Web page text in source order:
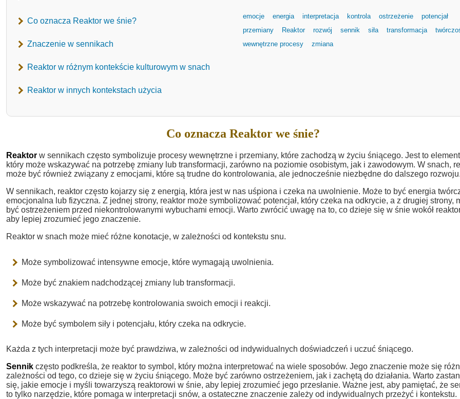
Co oznacza Reaktor we śnie?
Znaczenie w sennikach
Reaktor w różnym kontekście kulturowym w snach
Reaktor w innych kontekstach użycia
emocje energia interpretacja kontrola ostrzeżenie
potencjał
przemiany
Reaktor rozwój sennik siła transformacja
wewnętrzne procesy
zmiana
Co oznacza Reaktor we śnie?
Reaktor w sennikach często symbolizuje procesy wewnętrzne i przemiany, które zachodzą w życiu śniącego. Jest to
który może wskazywać na potrzebę zmiany lub transformacji, zarówno na poziomie osobistym, jak i zawodowym. W snach,
może być również związany z emocjami, które są trudne do kontrolowania, ale jednocześnie niezbędne do dalszego
W sennikach, reaktor często kojarzy się z energią, która jest w nas uśpiona i czeka na uwolnienie. Może to być energia
emocjonalna lub fizyczna. Z jednej strony, reaktor może symbolizować potencjał, który czeka na odkrycie, a z drugiej strony,
być ostrzeżeniem przed niekontrolowanymi wybuchami emocji. Warto zwrócić uwagę na to, co dzieje się w śnie wokół
aby lepiej zrozumieć jego znaczenie.
Reaktor w snach może mieć różne konotacje, w zależności od kontekstu snu.
Może symbolizować intensywne emocje, które wymagają uwolnienia.
Może być znakiem nadchodzącej zmiany lub transformacji.
Może wskazywać na potrzebę kontrolowania swoich emocji i reakcji.
Może być symbolem siły i potencjału, który czeka na odkrycie.
Każda z tych interpretacji może być prawdziwa, w zależności od indywidualnych doświadczeń i uczuć śniącego.
Sennik często podkreśla, że reaktor to symbol, który można interpretować na wiele sposobów. Jego znaczenie może się
zależności od tego, co dzieje się w życiu śniącego. Może być zarówno ostrzeżeniem, jak i zachętą do działania. Warto
się, jakie emocje i myśli towarzyszą reaktorowi w śnie, aby lepiej zrozumieć jego przesłanie. Ważne jest, aby pamiętać, że
to tylko narzędzie, które pomaga w interpretacji snów, a ostateczne znaczenie zależy od indywidualnych przeżyć i kontekstu.